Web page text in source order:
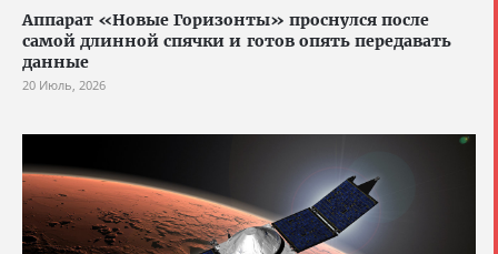
Аппарат «Новые Горизонты» проснулся после
самой длинной спячки и готов опять передавать
данные
20 Июль, 2026